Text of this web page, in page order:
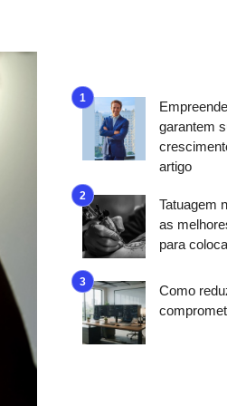
garantem
artigo
Tatuagem
as
para
Como